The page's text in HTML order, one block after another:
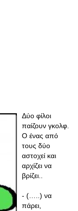
Δύο φίλοι
παίζουν γκολφ.
Ο ένας από
τους δύο
αστοχεί και
αρχίζει να
βρίζει..
- (…..) να
πάρει,